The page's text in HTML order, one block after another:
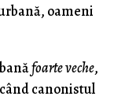
oameni
foarte veche,
canonistul